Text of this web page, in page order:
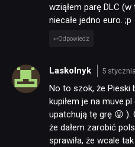
wziąłem parę DLC
niecałe jedno euro. ;p
Odpowiedz
Laskolnyk 5
No to szok, że Pieski
kupiłem je na
upatchują tę grę 😛 ).
że dałem zarobić
sprawiła, że wcale